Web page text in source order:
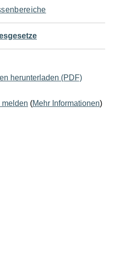
herunterladen (PDF)
melden (Mehr Informationen)